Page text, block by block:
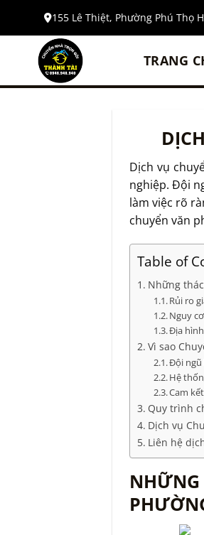
155 Lê Thiệt, Phường Phú Thọ
TRANG
Dịch vụ
nghiệp. Đội
làm việc rõ
chuyển văn
Table of
Những
Rủi ro
Nguy
Địa
Vì sao
Đội ngũ
Hệ
Cam
Quy trình
Dịch vụ
Liên hệ